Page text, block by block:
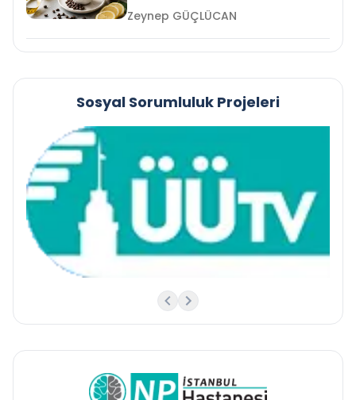
Zeynep GÜÇLÜCAN
Sosyal Sorumluluk Projeleri